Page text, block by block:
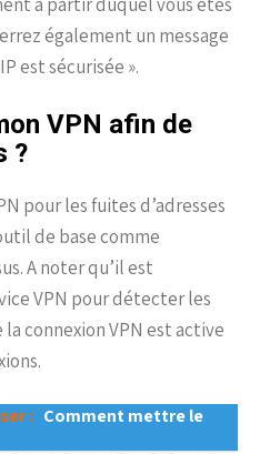
également un message
est sécurisée ».
VPN afin de
?
pour les fuites d’adresses
de base comme
A noter qu’il est
VPN pour détecter les
connexion VPN est active
: Comment mettre le